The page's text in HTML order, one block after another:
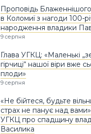
Проповідь
в Коломиї з нагоди 100-
народження владики
9 серпня
Глава УГКЦ: «Маленькі
гірчиці“ нашої віри вже
плоди»
9 серпня
«Не бійтеся, будьте
страх не панує над
УГКЦ про спадщину
Василика